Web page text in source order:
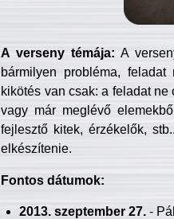
A verseny témája: A
bármilyen probléma, feladat
kikötés van csak: a feladat
vagy már meglévő
fejlesztő kitek, érzékelők,
elkészítenie.
Fontos dátumok:
2013. szeptember 27.-